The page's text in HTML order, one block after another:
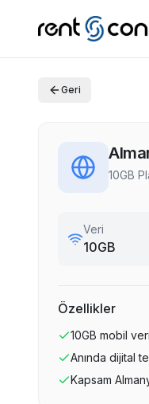
Geri
10GB
Veri
10GB
Özellikler
10GB mobil veri
Anında dijital
Kapsam